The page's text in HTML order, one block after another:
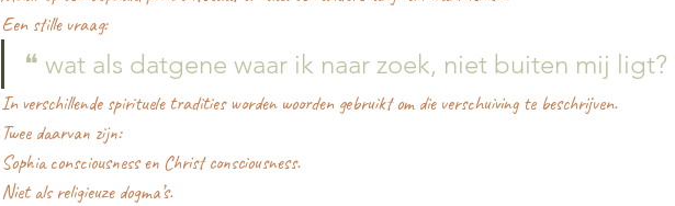
Een stille vraag:
❝ wat als datgene waar ik naar zoek, niet buiten mij ligt?
In verschillende spirituele tradities worden woorden gebruikt om die verschuiving te beschrijven.
Twee daarvan zijn:
Sophia consciousness en Christ consciousness.
Niet als religieuze dogma’s.